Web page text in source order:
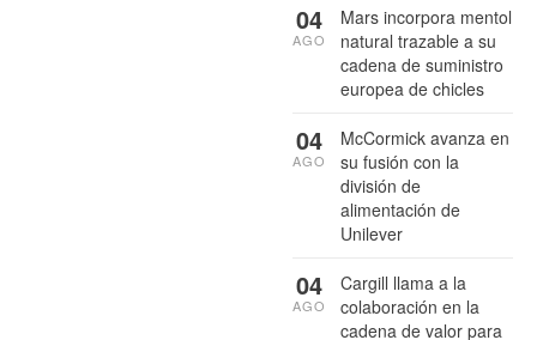
Mars incorpora mentol
natural trazable a su
cadena de suministro
europea de chicles
04
AGO
McCormick avanza en
su fusión con la
división de
alimentación de
Unilever
04
AGO
Cargill llama a la
colaboración en la
cadena de valor para
04
AGO